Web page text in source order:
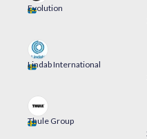
Evolution
Lindab International
Thule Group